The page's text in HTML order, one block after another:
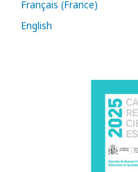
Français (France)
English